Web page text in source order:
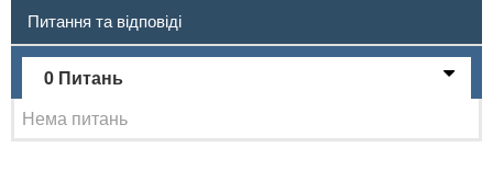
Питання та відповіді
0 Питань
Нема питань